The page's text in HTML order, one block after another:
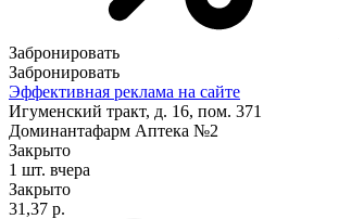
Забронировать
Забронировать
Эффективная реклама на сайте
Игуменский тракт, д. 16, пом. 371
Доминантафарм Аптека №2
Закрыто
1 шт. вчера
Закрыто
31,37 р.